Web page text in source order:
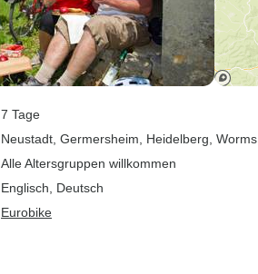
7 Tage
Neustadt , Germersheim , Heidelberg , Worms
Alle Altersgruppen willkommen
Englisch, Deutsch
Eurobike